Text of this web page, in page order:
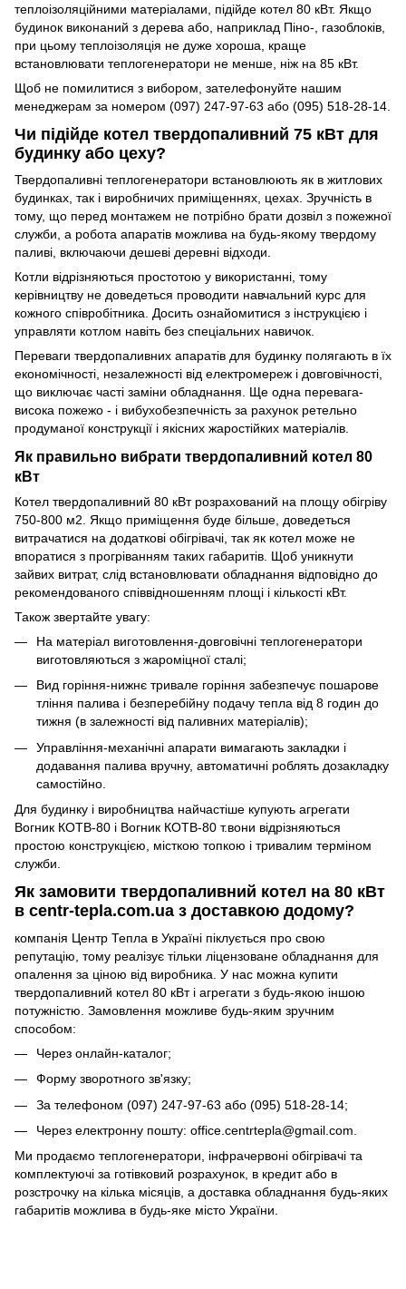
теплоізоляційними матеріалами, підійде котел 80 кВт. Якщо
будинок виконаний з дерева або, наприклад Піно-, газоблоків,
при цьому теплоізоляція не дуже хороша, краще
встановлювати теплогенератори не менше, ніж на 85 кВт.
Щоб не помилитися з вибором, зателефонуйте нашим
менеджерам за номером (097) 247-97-63 або (095) 518-28-14.
Чи підійде котел твердопаливний 75 кВт для
будинку або цеху?
Твердопаливні теплогенератори встановлюють як в житлових
будинках, так і виробничих приміщеннях, цехах. Зручність в
тому, що перед монтажем не потрібно брати дозвіл з пожежної
служби, а робота апаратів можлива на будь-якому твердому
паливі, включаючи дешеві деревні відходи.
Котли відрізняються простотою у використанні, тому
керівництву не доведеться проводити навчальний курс для
кожного співробітника. Досить ознайомитися з інструкцією і
управляти котлом навіть без спеціальних навичок.
Переваги твердопаливних апаратів для будинку полягають в їх
економічності, незалежності від електромереж і довговічності,
що виключає часті заміни обладнання. Ще одна перевага-
висока пожежо - і вибухобезпечність за рахунок ретельно
продуманої конструкції і якісних жаростійких матеріалів.
Як правильно вибрати твердопаливний котел 80
кВт
Котел твердопаливний 80 кВт розрахований на площу обігріву
750-800 м2. Якщо приміщення буде більше, доведеться
витрачатися на додаткові обігрівачі, так як котел може не
впоратися з прогріванням таких габаритів. Щоб уникнути
зайвих витрат, слід встановлювати обладнання відповідно до
рекомендованого співвідношенням площі і кількості кВт.
Також звертайте увагу:
На матеріал виготовлення-довговічні теплогенератори
виготовляються з жароміцної сталі;
Вид горіння-нижнє тривале горіння забезпечує пошарове
тління палива і безперебійну подачу тепла від 8 годин до
тижня (в залежності від паливних матеріалів);
Управління-механічні апарати вимагають закладки і
додавання палива вручну, автоматичні роблять дозакладку
самостійно.
Для будинку і виробництва найчастіше купують агрегати
Вогник КОТВ-80 і Вогник КОТВ-80 т.вони відрізняються
простою конструкцією, місткою топкою і тривалим терміном
служби.
Як замовити твердопаливний котел на 80 кВт
в centr-tepla.com.ua з доставкою додому?
компанія Центр Тепла в Україні піклується про свою
репутацію, тому реалізує тільки ліцензоване обладнання для
опалення за ціною від виробника. У нас можна купити
твердопаливний котел 80 кВт і агрегати з будь-якою іншою
потужністю. Замовлення можливе будь-яким зручним
способом:
Через онлайн-каталог;
Форму зворотного зв'язку;
За телефоном (097) 247-97-63 або (095) 518-28-14;
Через електронну пошту: office.centrtepla@gmail.com.
Ми продаємо теплогенератори, інфрачервоні обігрівачі та
комплектуючі за готівковий розрахунок, в кредит або в
розстрочку на кілька місяців, а доставка обладнання будь-яких
габаритів можлива в будь-яке місто України.